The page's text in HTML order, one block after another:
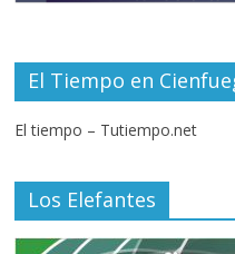
El Tiempo en
El tiempo – Tutiempo.net
Los Elefantes